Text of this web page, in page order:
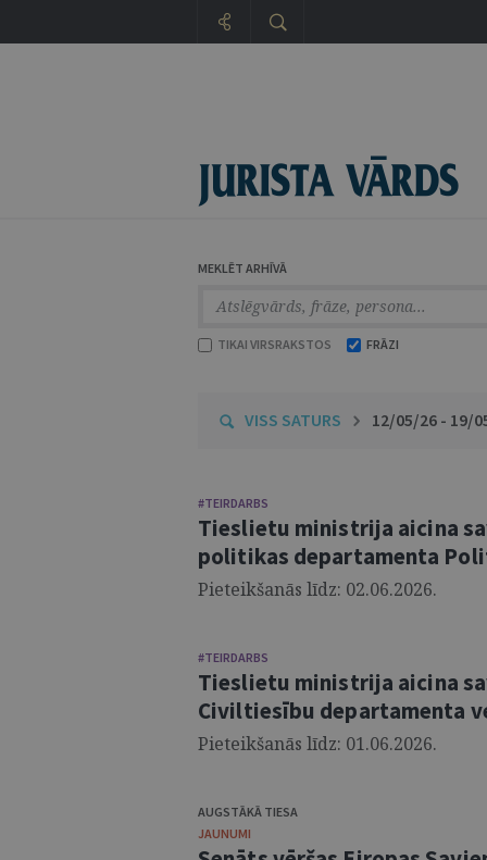
MEKLĒT ARHĪVĀ
TIKAI VIRSRAKSTOS FRĀZI
VISS SATURS 12/05/26 - 19/
#TEIRDARBS
Tieslietu ministrija aicina
politikas departamenta
Pieteikšanās līdz: 02.06.2026.
#TEIRDARBS
Tieslietu ministrija aicina
Civiltiesību departamenta
Pieteikšanās līdz: 01.06.2026.
AUGSTĀKĀ TIESA
JAUNUMI